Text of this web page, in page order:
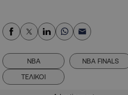
NBA NBA FINALS
ΤΕΛΙΚΟΙ